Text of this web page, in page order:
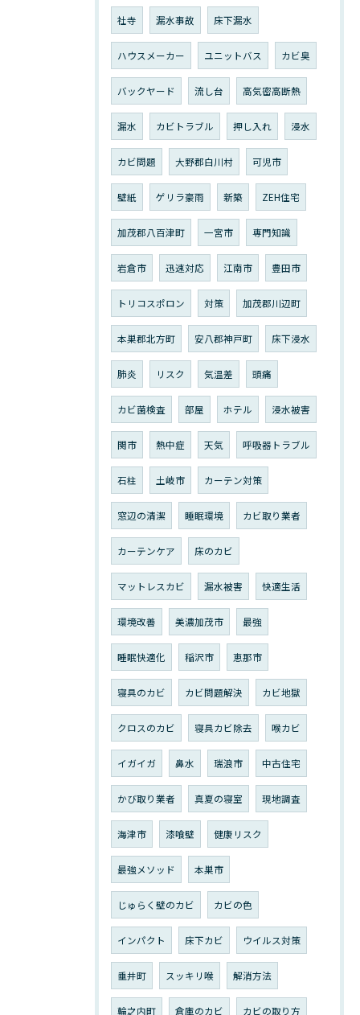
社寺 漏水事故 床下漏水
ハウスメーカー ユニットバス カビ臭
バックヤード 流し台 高気密高断熱
漏水 カビトラブル 押し入れ 浸水
カビ問題 大野郡白川村 可児市
壁紙 ゲリラ豪雨 新築 ZEH住宅
加茂郡八百津町 一宮市 専門知識
岩倉市 迅速対応 江南市 豊田市
トリコスポロン 対策 加茂郡川辺町
本巣郡北方町 安八郡神戸町 床下浸水
肺炎 リスク 気温差 頭痛
カビ菌検査 部屋 ホテル 浸水被害
関市 熱中症 天気 呼吸器トラブル
石柱 土岐市 カーテン対策
窓辺の清潔 睡眠環境 カビ取り業者
カーテンケア 床のカビ
マットレスカビ 漏水被害 快適生活
環境改善 美濃加茂市 最強
睡眠快適化 稲沢市 恵那市
寝具のカビ カビ問題解決 カビ地獄
クロスのカビ 寝具カビ除去 喉カビ
イガイガ 鼻水 瑞浪市 中古住宅
かび取り業者 真夏の寝室 現地調査
海津市 漆喰壁 健康リスク
最強メソッド 本巣市
じゅらく壁のカビ カビの色
インパクト 床下カビ ウイルス対策
垂井町 スッキリ喉 解消方法
輪之内町 倉庫のカビ カビの取り方